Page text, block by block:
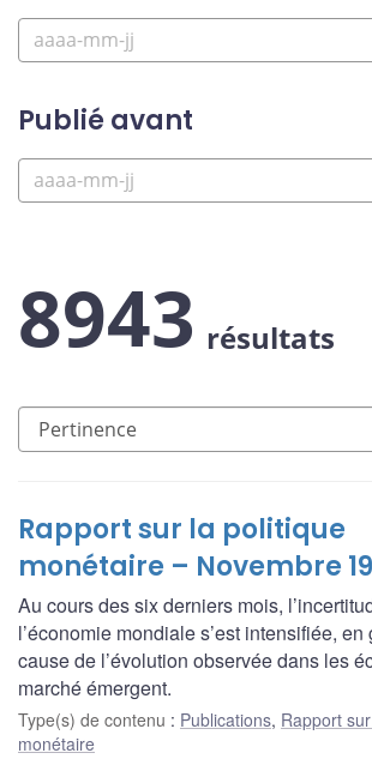
Publié avant
8943 résultats
Rapport sur la politique
monétaire – Novembre
Au cours des six derniers mois,
l’économie mondiale s’est intensifiée,
cause de l’évolution observée dans les
marché émergent.
Type(s) de contenu : Publications, Rapport
monétaire